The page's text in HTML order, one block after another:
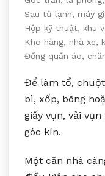
Sau tủ lạnh, máy
Hộp kỹ thuật, khu
Kho hàng, nhà xe,
Đống quần áo,
Để làm tổ, chuột
bì, xốp, bông
giấy vụn, vải
góc kín.
Một căn nhà